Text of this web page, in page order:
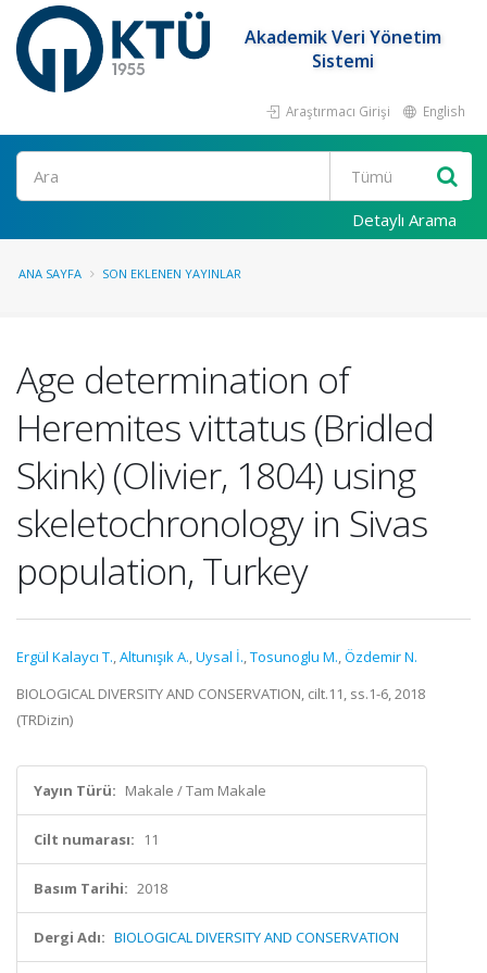
Akademik Veri Yönetim
Sistemi
Araştırmacı Girişi English
Ara
Detaylı Arama
ANA SAYFA SON EKLENEN YAYINLAR
Age determination of
Heremites vittatus (Bridled
Skink) (Olivier, 1804) using
skeletochronology in Sivas
population, Turkey
Ergül Kalaycı T.,Altunışık A.,Uysal İ.,Tosunoglu M.,Özdemir N.
BIOLOGICAL DIVERSITY AND CONSERVATION, cilt.11, ss.1-6, 2018
(TRDizin)
Yayın Türü: Makale / Tam Makale
Cilt numarası: 11
Basım Tarihi: 2018
Dergi Adı: BIOLOGICAL DIVERSITY AND CONSERVATION